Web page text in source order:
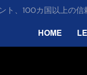
ト、100カ国以上の信
HOME